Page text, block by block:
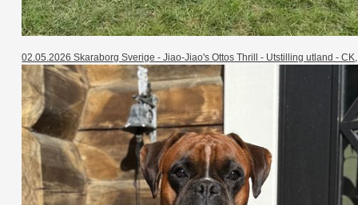
02.05.2026 Skaraborg Sverige - Jiao-Jiao's Ottos Thrill - Utstilling utland -